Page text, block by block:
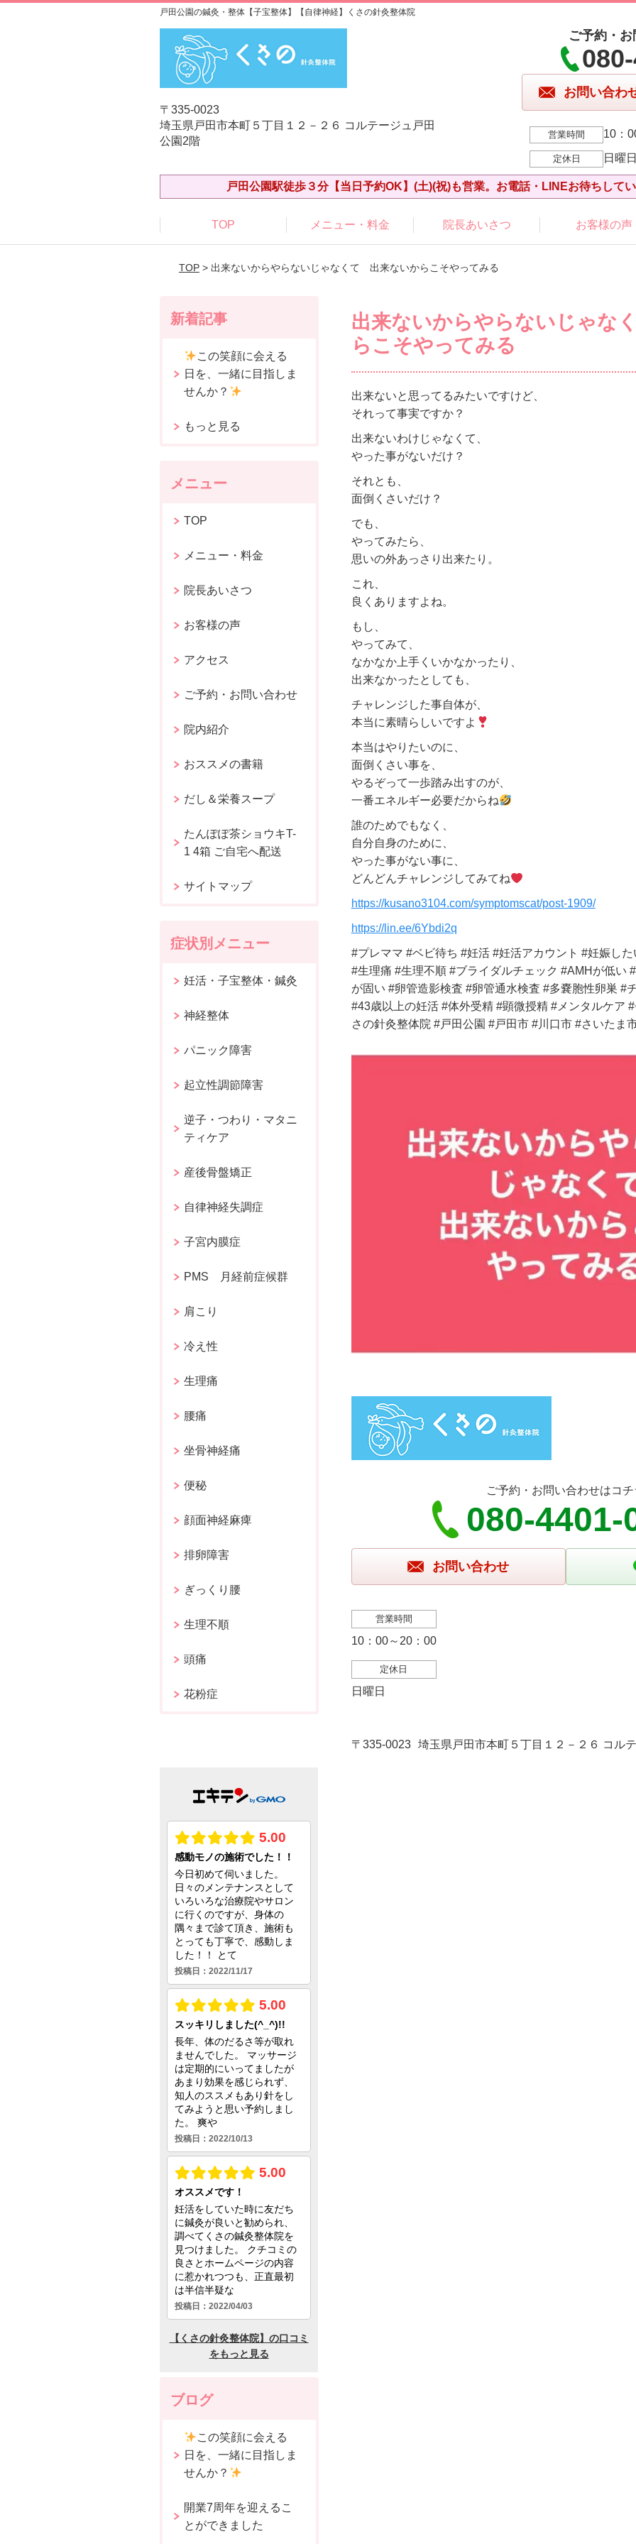
戸田公園の鍼灸・整体【子宝整体】【自律神経】くさの針灸整体院
〒335-0023
埼玉県戸田市本町５丁目１２－２６ コルテージュ戸田
公園2階
ご予約・
お問い合わ
営業時間 10：
定休日 日曜日
戸田公園駅徒歩３分【当日予約OK】(土)(祝)も営業。お電話・LINEお待ちして
TOP メニュー・料金 院長あいさつ お客様の声
TOP> 出来ないからやらないじゃなくて 出来ないからこそやってみる
出来ないからやらないじゃな
らこそやってみる
出来ないと思ってるみたいですけど、
それって事実ですか？
出来ないわけじゃなくて、
やった事がないだけ？
それとも、
面倒くさいだけ？
でも、
やってみたら、
思いの外あっさり出来たり。
これ、
良くありますよね。
もし、
やってみて、
なかなか上手くいかなかったり、
出来なかったとしても、
チャレンジした事自体が、
本当に素晴らしいですよ
本当はやりたいのに、
面倒くさい事を、
やるぞって一歩踏み出すのが、
一番エネルギー必要だからね
誰のためでもなく、
自分自身のために、
やった事がない事に、
どんどんチャレンジしてみてね
https://kusano3104.com/symptomscat/post-1909/
https://lin.ee/6Ybdi2q
#プレママ #ベビ待ち #妊活 #妊活アカウント #妊娠し
#生理痛 #生理不順 #ブライダルチェック #AMHが低い
が固い #卵管造影検査 #卵管通水検査 #多嚢胞性卵巣 #
#43歳以上の妊活 #体外受精 #顕微授精 #メンタルケア
さの針灸整体院 #戸田公園 #戸田市 #川口市 #さいたま
ご予約・お問い合わせはコチ
080-4401-
お問い合わせ
営業時間
10：00～20：00
定休日
日曜日
〒335-0023 埼玉県戸田市本町５丁目１２－２６ コル
新着記事
この笑顔に会える
日を、一緒に目指しま
せんか？
もっと見る
メニュー
TOP
メニュー・料金
院長あいさつ
お客様の声
アクセス
ご予約・お問い合わせ
院内紹介
おススメの書籍
だし＆栄養スープ
たんぽぽ茶ショウキT-
1 4箱 ご自宅へ配送
サイトマップ
症状別メニュー
妊活・子宝整体・鍼灸
神経整体
パニック障害
起立性調節障害
逆子・つわり・マタニ
ティケア
産後骨盤矯正
自律神経失調症
子宮内膜症
PMS 月経前症候群
肩こり
冷え性
生理痛
腰痛
坐骨神経痛
便秘
顔面神経麻痺
排卵障害
ぎっくり腰
生理不順
頭痛
花粉症
ブログ
この笑顔に会える
日を、一緒に目指しま
せんか？
開業7周年を迎えるこ
とができました